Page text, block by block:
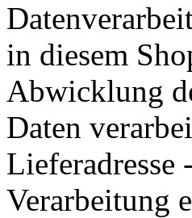
in diesem
Abwicklung
Daten
Lieferadresse
Verarbeitung